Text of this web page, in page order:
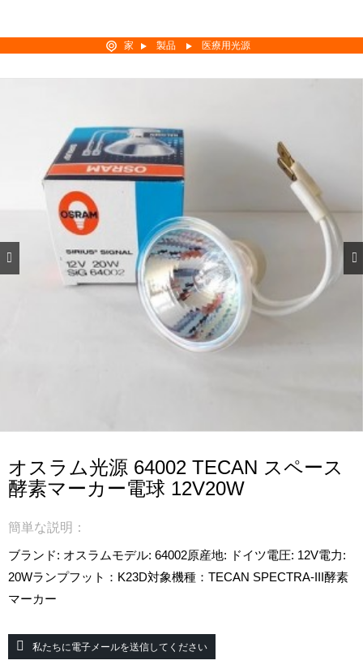
家 製品 医療用光源
オスラム光源 64002 TECAN スペース
酵素マーカー電球 12V20W
簡単な説明：
ブランド: オスラムモデル: 64002原産地: ドイツ電圧: 12V電力:
20Wランプフット：K23D対象機種：TECAN SPECTRA-III酵素
マーカー
私たちに電子メールを送信してください